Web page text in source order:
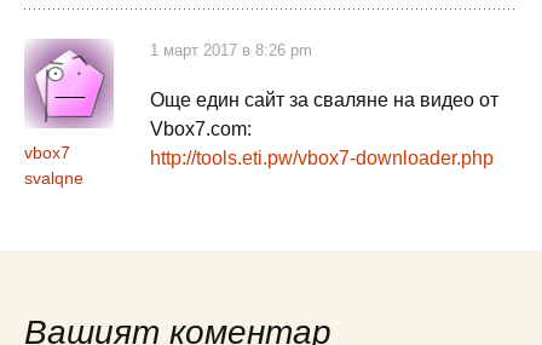
vbox7
svalqne
1 март 2017 в 8:26 pm
Още един сайт за сваляне на видео от
Vbox7.com:
http://tools.eti.pw/vbox7-downloader.php
Вашият коментар